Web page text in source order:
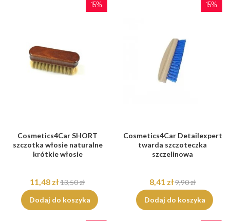
15%
Cosmetics4Car SHORT
szczotka włosie naturalne
krótkie włosie
11,48 zł13,50 zł
Dodaj do koszyka
15%
Cosmetics4Car Detailexpert
twarda szczoteczka
szczelinowa
8,41 zł9,90 zł
Dodaj do koszyka